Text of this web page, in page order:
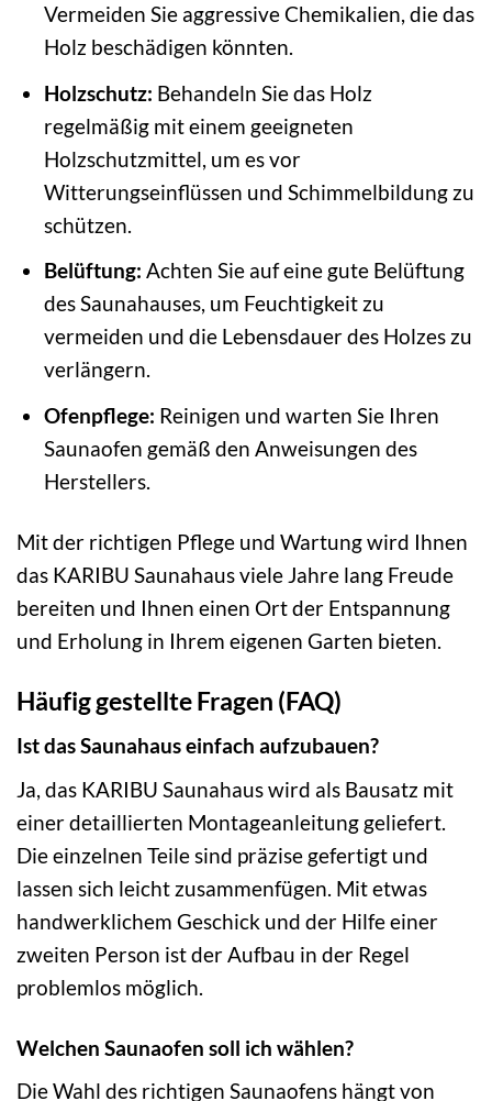
Vermeiden Sie aggressive Chemikalien, die das
Holz beschädigen könnten.
Holzschutz: Behandeln Sie das Holz
regelmäßig mit einem geeigneten
Holzschutzmittel, um es vor
Witterungseinflüssen und Schimmelbildung zu
schützen.
Belüftung: Achten Sie auf eine gute Belüftung
des Saunahauses, um Feuchtigkeit zu
vermeiden und die Lebensdauer des Holzes zu
verlängern.
Ofenpflege: Reinigen und warten Sie Ihren
Saunaofen gemäß den Anweisungen des
Herstellers.
Mit der richtigen Pflege und Wartung wird Ihnen
das KARIBU Saunahaus viele Jahre lang Freude
bereiten und Ihnen einen Ort der Entspannung
und Erholung in Ihrem eigenen Garten bieten.
Häufig gestellte Fragen (FAQ)
Ist das Saunahaus einfach aufzubauen?
Ja, das KARIBU Saunahaus wird als Bausatz mit
einer detaillierten Montageanleitung geliefert.
Die einzelnen Teile sind präzise gefertigt und
lassen sich leicht zusammenfügen. Mit etwas
handwerklichem Geschick und der Hilfe einer
zweiten Person ist der Aufbau in der Regel
problemlos möglich.
Welchen Saunaofen soll ich wählen?
Die Wahl des richtigen Saunaofens hängt von